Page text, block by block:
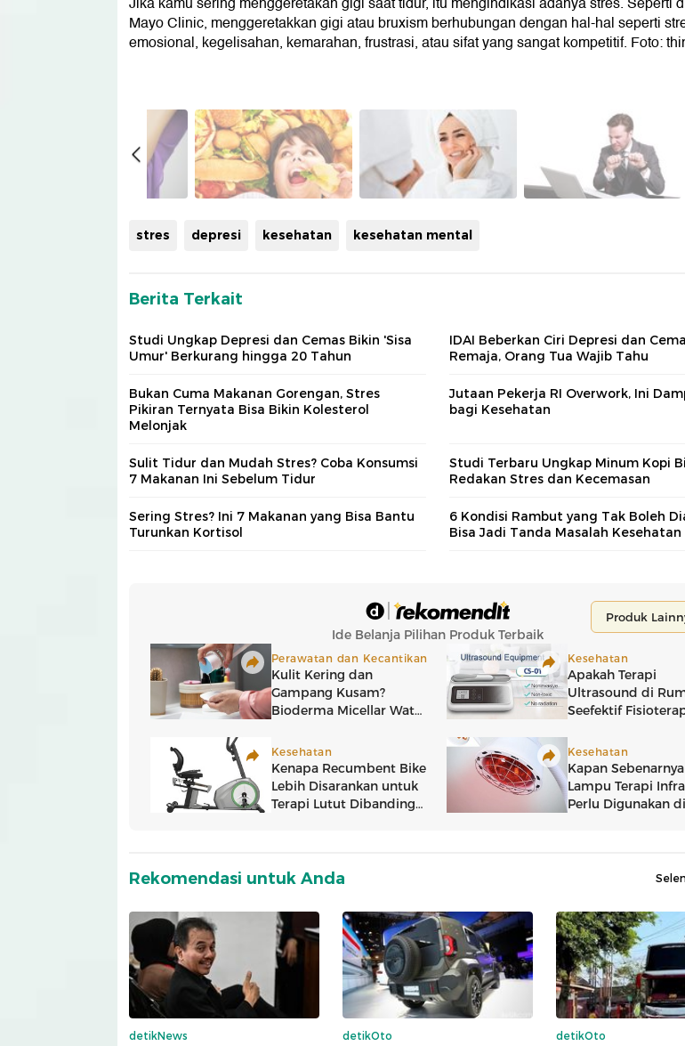
Mayo Clinic, menggeretakkan gigi atau bruxism berhubungan dengan hal-hal seperti
emosional, kegelisahan, kemarahan, frustrasi, atau sifat yang sangat kompetitif. Foto:
stres depresi kesehatan kesehatan mental
Berita Terkait
Studi Ungkap Depresi dan Cemas Bikin 'Sisa
Umur' Berkurang hingga 20 Tahun
IDAI Beberkan Ciri Depresi dan
Remaja, Orang Tua Wajib Tahu
Bukan Cuma Makanan Gorengan, Stres
Pikiran Ternyata Bisa Bikin Kolesterol
Melonjak
Jutaan Pekerja RI Overwork, Ini
bagi Kesehatan
Sulit Tidur dan Mudah Stres? Coba Konsumsi
7 Makanan Ini Sebelum Tidur
Studi Terbaru Ungkap Minum Kopi
Redakan Stres dan Kecemasan
Sering Stres? Ini 7 Makanan yang Bisa Bantu
Turunkan Kortisol
6 Kondisi Rambut yang Tak Boleh
Bisa Jadi Tanda Masalah Kesehatan
Rekomendasi untuk Anda
detikNews detikOto detikOto